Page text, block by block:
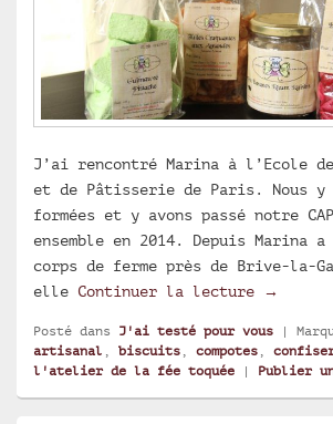
J’ai rencontré Marina à l’Ecole
et de Pâtisserie de Paris. Nous y
formées et y avons passé notre
ensemble en 2014. Depuis Marina
corps de ferme près de Brive-la-
elle Continuer la lecture →
Posté dans J'ai testé pour vous |
artisanal , biscuits , compotes ,
l'atelier de la fée toquée
| Publier